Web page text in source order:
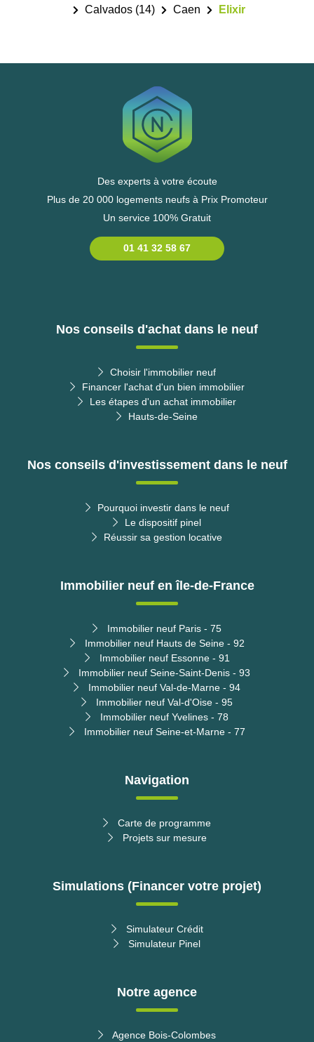
Calvados (14)
Caen Elixir
Des experts à votre écoute
Plus de 20 000 logements neufs à Prix Promoteur
Un service 100% Gratuit
01 41 32 58 67
Nos conseils d'achat dans le neuf
Choisir l'immobilier neuf
Financer l'achat d'un bien immobilier
Les étapes d'un achat immobilier
Hauts-de-Seine
Nos conseils d'investissement dans le neuf
Pourquoi investir dans le neuf
Le dispositif pinel
Réussir sa gestion locative
Immobilier neuf en île-de-France
Immobilier neuf Paris - 75
Immobilier neuf Hauts de Seine - 92
Immobilier neuf Essonne - 91
Immobilier neuf Seine-Saint-Denis - 93
Immobilier neuf Val-de-Marne - 94
Immobilier neuf Val-d'Oise - 95
Immobilier neuf Yvelines - 78
Immobilier neuf Seine-et-Marne - 77
Navigation
Carte de programme
Projets sur mesure
Simulations (Financer votre projet)
Simulateur Crédit
Simulateur Pinel
Notre agence
Agence Bois-Colombes